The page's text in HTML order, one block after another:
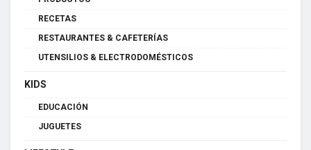
RECETAS
RESTAURANTES & CAFETERÍAS
UTENSILIOS & ELECTRODOMÉSTICOS
KIDS
EDUCACIÓN
JUGUETES